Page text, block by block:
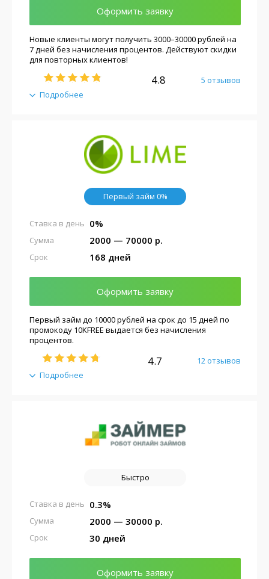
Оформить заявку
Подробнее
Новые клиенты могут получить 3000–30000 рублей на
7 дней без начисления процентов. Действуют скидки
для повторных клиентов!
4.8 5 отзывов
Первый займ 0%
0%
Ставка в день
2000 — 70000 р.
Сумма
168 дней
Срок
Оформить заявку
Подробнее
Первый займ до 10000 рублей на срок до 15 дней по
промокоду 10KFREE выдается без начисления
процентов.
4.7 12 отзывов
Быстро
0.3%
Ставка в день
2000 — 30000 р.
Сумма
30 дней
Срок
Оформить заявку